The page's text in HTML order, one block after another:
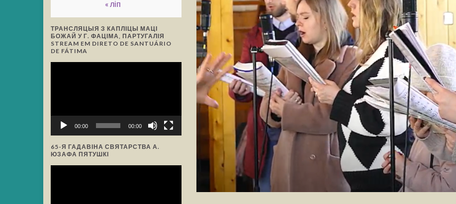
« ліп
ТРАНСЛЯЦЫЯ З КАПЛІЦЫ МАЦІ
БОЖАЙ У Г. ФАЦІМА, ПАРТУГАЛІЯ
STREAM EM DIRETO DE SANTUÁRIO
DE FÁTIMA
00:00 00:00
65-Я ГАДАВІНА СВЯТАРСТВА А.
ЮЗАФА ПЯТУШКІ